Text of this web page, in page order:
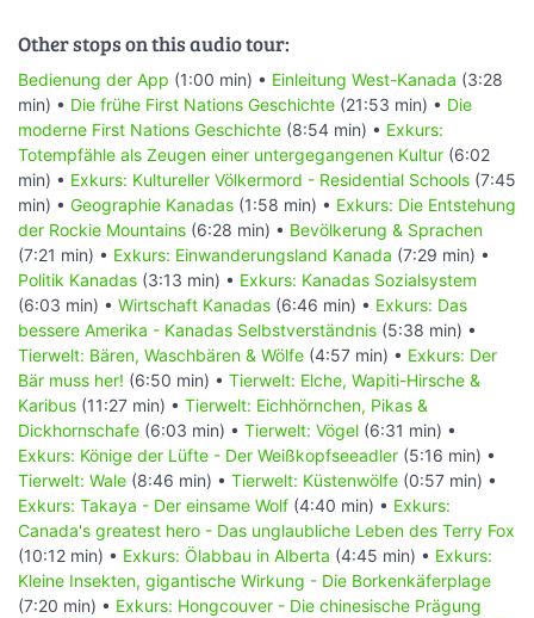
Other stops on this audio tour:
Bedienung der App (1:00 min) • Einleitung West-Kanada (3:28
min) • Die frühe First Nations Geschichte (21:53 min) • Die
moderne First Nations Geschichte (8:54 min) • Exkurs:
Totempfähle als Zeugen einer untergegangenen Kultur (6:02
min) • Exkurs: Kultureller Völkermord - Residential Schools (7:45
min) • Geographie Kanadas (1:58 min) • Exkurs: Die Entstehung
der Rockie Mountains (6:28 min) • Bevölkerung & Sprachen
(7:21 min) • Exkurs: Einwanderungsland Kanada (7:29 min) •
Politik Kanadas (3:13 min) • Exkurs: Kanadas Sozialsystem
(6:03 min) • Wirtschaft Kanadas (6:46 min) • Exkurs: Das
bessere Amerika - Kanadas Selbstverständnis (5:38 min) •
Tierwelt: Bären, Waschbären & Wölfe (4:57 min) • Exkurs: Der
Bär muss her! (6:50 min) • Tierwelt: Elche, Wapiti-Hirsche &
Karibus (11:27 min) • Tierwelt: Eichhörnchen, Pikas &
Dickhornschafe (6:03 min) • Tierwelt: Vögel (6:31 min) •
Exkurs: Könige der Lüfte - Der Weißkopfseeadler (5:16 min) •
Tierwelt: Wale (8:46 min) • Tierwelt: Küstenwölfe (0:57 min) •
Exkurs: Takaya - Der einsame Wolf (4:40 min) • Exkurs:
Canada's greatest hero - Das unglaubliche Leben des Terry Fox
(10:12 min) • Exkurs: Ölabbau in Alberta (4:45 min) • Exkurs:
Kleine Insekten, gigantische Wirkung - Die Borkenkäferplage
(7:20 min) • Exkurs: Hongcouver - Die chinesische Prägung